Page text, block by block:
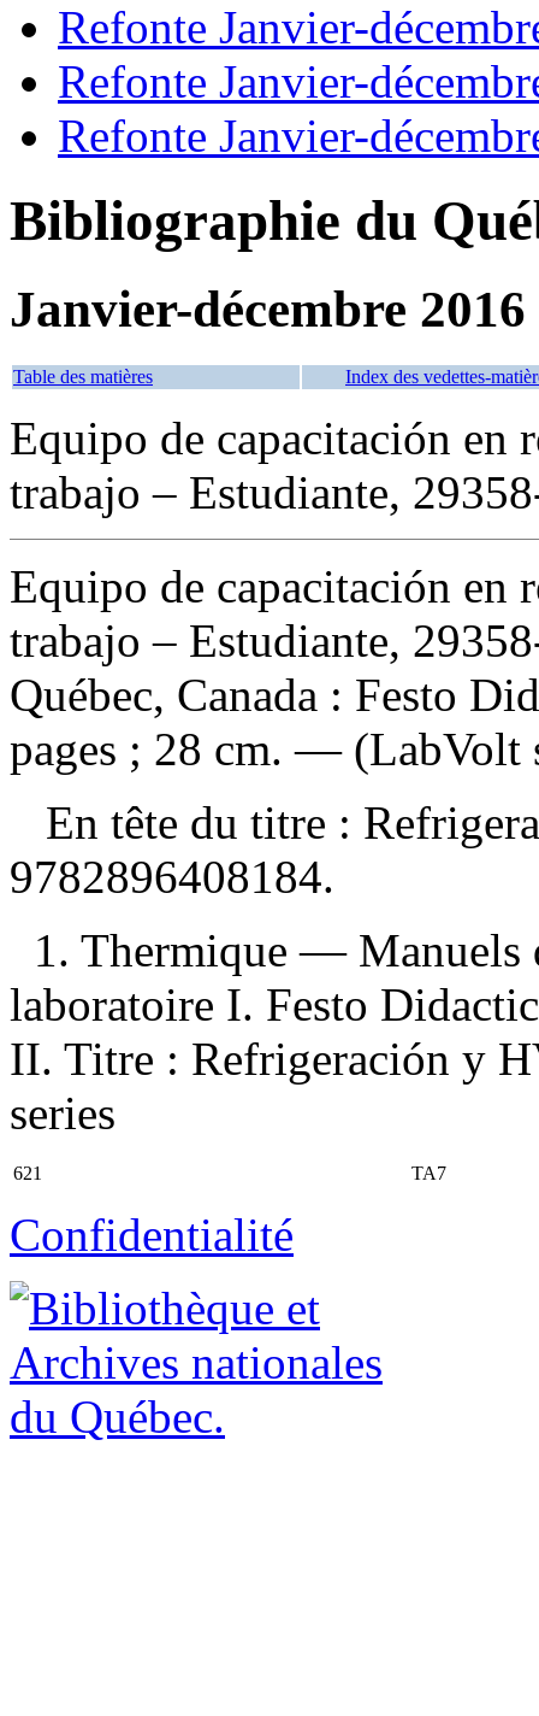
Refonte Janvier-
Refonte Janvier-
Refonte Janvier-
Bibliographie du
Janvier-décembre 2016
Table des matières Index des vedettes-
Equipo de capacitación en
trabajo – Estudiante,
Equipo de capacitación en
trabajo – Estudiante,
Québec, Canada : Festo
pages ; 28 cm. — (LabVolt
En tête du titre :
9782896408184.
1. Thermique — Manuels
laboratoire I. Festo
II. Titre : Refrigeración y
series
621 TA7
Confidentialité